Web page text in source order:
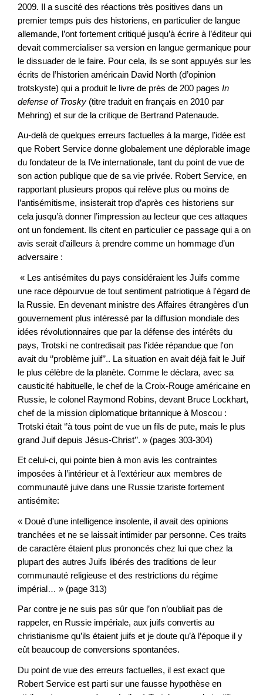
2009. Il a suscité des réactions très positives dans un
premier temps puis des historiens, en particulier de langue
allemande, l’ont fortement critiqué jusqu’à écrire à l’éditeur qui
devait commercialiser sa version en langue germanique pour
le dissuader de le faire. Pour cela, ils se sont appuyés sur les
écrits de l’historien américain David North (d’opinion
trotskyste) qui a produit le livre de près de 200 pages In
defense of Trosky (titre traduit en français en 2010 par
Mehring) et sur de la critique de Bertrand Patenaude.
Au-delà de quelques erreurs factuelles à la marge, l’idée est
que Robert Service donne globalement une déplorable image
du fondateur de la IVe internationale, tant du point de vue de
son action publique que de sa vie privée. Robert Service, en
rapportant plusieurs propos qui relève plus ou moins de
l’antisémitisme, insisterait trop d’après ces historiens sur
cela jusqu’à donner l’impression au lecteur que ces attaques
ont un fondement. Ils citent en particulier ce passage qui a on
avis serait d’ailleurs à prendre comme un hommage d’un
adversaire :
« Les antisémites du pays considéraient les Juifs comme
une race dépourvue de tout sentiment patriotique à l'égard de
la Russie. En devenant ministre des Affaires étrangères d'un
gouvernement plus intéressé par la diffusion mondiale des
idées révolutionnaires que par la défense des intérêts du
pays, Trotski ne contredisait pas l'idée répandue que l'on
avait du ‘’problème juif’’.. La situation en avait déjà fait le Juif
le plus célèbre de la planète. Comme le déclara, avec sa
causticité habituelle, le chef de la Croix-Rouge américaine en
Russie, le colonel Raymond Robins, devant Bruce Lockhart,
chef de la mission diplomatique britannique à Moscou :
Trotski était ‘’à tous point de vue un fils de pute, mais le plus
grand Juif depuis Jésus-Christ’’. » (pages 303-304)
Et celui-ci, qui pointe bien à mon avis les contraintes
imposées à l’intérieur et à l’extérieur aux membres de
communauté juive dans une Russie tzariste fortement
antisémite:
« Doué d'une intelligence insolente, il avait des opinions
tranchées et ne se laissait intimider par personne. Ces traits
de caractère étaient plus prononcés chez lui que chez la
plupart des autres Juifs libérés des traditions de leur
communauté religieuse et des restrictions du régime
impérial… » (page 313)
Par contre je ne suis pas sûr que l’on n’oubliait pas de
rappeler, en Russie impériale, aux juifs convertis au
christianisme qu’ils étaient juifs et je doute qu’à l’époque il y
eût beaucoup de conversions spontanées.
Du point de vue des erreurs factuelles, il est exact que
Robert Service est parti sur une fausse hypothèse en